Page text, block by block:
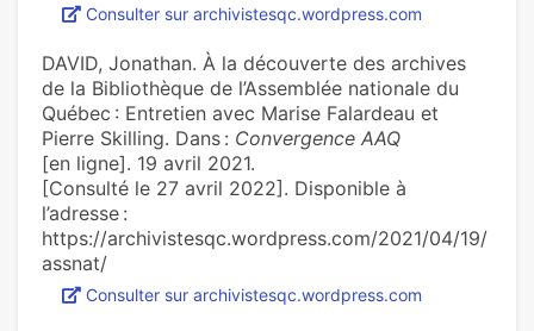
Consulter sur archivistesqc.wordpress.com
DAVID, Jonathan. À la découverte des archives
de la Bibliothèque de l’Assemblée nationale du
Québec : Entretien avec Marise Falardeau et
Pierre Skilling. Dans : Convergence AAQ
[en ligne]. 19 avril 2021.
[Consulté le 27 avril 2022]. Disponible à
l’adresse :
https://archivistesqc.wordpress.com/2021/04/19/
assnat/
Consulter sur archivistesqc.wordpress.com